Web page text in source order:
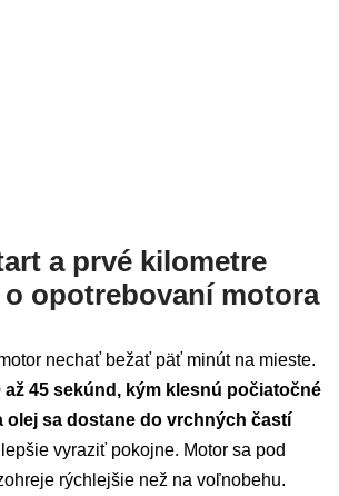
a prvé kilometre
opotrebovaní motora
nechať bežať päť minút na mieste.
až 45 sekúnd, kým klesnú počiatočné
olej sa dostane do vrchných častí
vyraziť pokojne. Motor sa pod
rýchlejšie než na voľnobehu.